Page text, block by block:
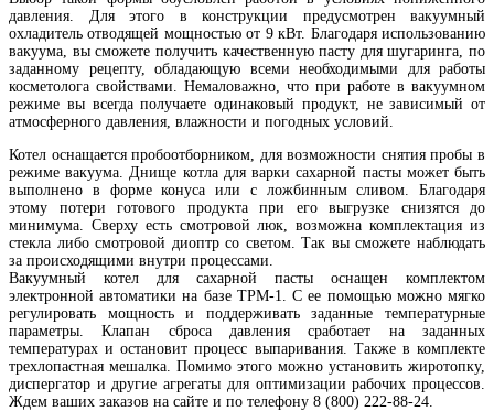
давления. Для этого в конструкции предусмотрен вакуумный
охладитель отводящей мощностью от 9 кВт. Благодаря использованию
вакуума, вы сможете получить качественную пасту для шугаринга, по
заданному рецепту, обладающую всеми необходимыми для работы
косметолога свойствами. Немаловажно, что при работе в вакуумном
режиме вы всегда получаете одинаковый продукт, не зависимый от
атмосферного давления, влажности и погодных условий.
Котел оснащается пробоотборником, для возможности снятия пробы в
режиме вакуума. Днище котла для варки сахарной пасты может быть
выполнено в форме конуса или с ложбинным сливом. Благодаря
этому потери готового продукта при его выгрузке снизятся до
минимума. Сверху есть смотровой люк, возможна комплектация из
стекла либо смотровой диоптр со светом. Так вы сможете наблюдать
за происходящими внутри процессами.
Вакуумный котел для сахарной пасты оснащен комплектом
электронной автоматики на базе ТРМ-1. С ее помощью можно мягко
регулировать мощность и поддерживать заданные температурные
параметры. Клапан сброса давления сработает на заданных
температурах и остановит процесс выпаривания. Также в комплекте
трехлопастная мешалка. Помимо этого можно установить жиротопку,
диспергатор и другие агрегаты для оптимизации рабочих процессов.
Ждем ваших заказов на сайте и по телефону 8 (800) 222-88-24.